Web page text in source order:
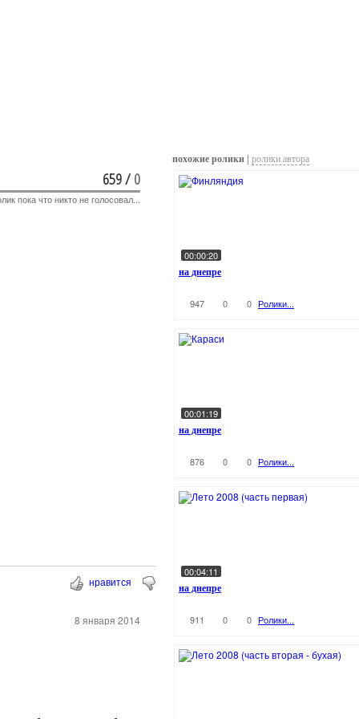
659/0
пока что никто не голосовал...
нравится
8 января 2014
похожие ролики | ролики автора
00:00:20
на днепре
947 0 0 Ролики...
00:01:19
на днепре
876 0 0 Ролики...
00:04:11
на днепре
911 0 0 Ролики...